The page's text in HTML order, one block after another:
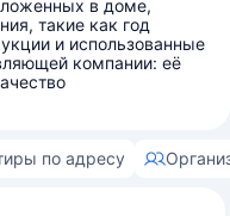
в доме,
такие как год
и использованные
компании: её
по адресу